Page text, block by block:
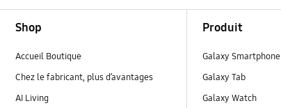
Shop
Accueil Boutique
Chez le fabricant, plus d’avantages
AI Living
Produit
Galaxy Smartphone
Galaxy Tab
Galaxy Watch